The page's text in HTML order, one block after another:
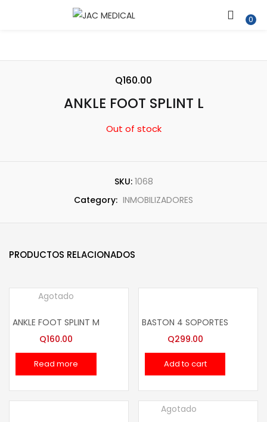
0
ENTRAR REGISTRARSE
Introduce tu nombre de usuario y contraseña para iniciar
¿Contraseña perdida?
ANKLE FOOT SPLINT L
Q160.00
Out of stock
SKU: 1068
Category: INMOBILIZADORES
PRODUCTOS RELACIONADOS
Agotado
ANKLE FOOT SPLINT M
Q160.00
Read more
BASTON 4 SOPORTES
Q299.00
Add to cart
Agotado